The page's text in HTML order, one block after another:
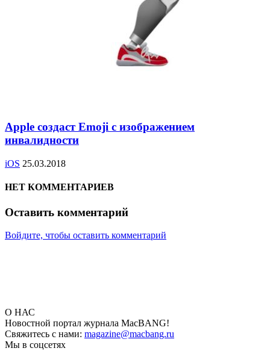
Apple создаст Emoji с изображением
инвалидности
iOS 25.03.2018
НЕТ КОММЕНТАРИЕВ
Оставить комментарий
Войдите, чтобы оставить комментарий
О НАС
Новостной портал журнала MacBANG!
Свяжитесь с нами: magazine@macbang.ru
Мы в соцсетях